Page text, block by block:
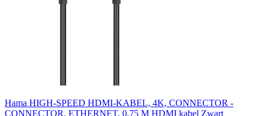
Hama HIGH-SPEED HDMI-KABEL, 4K, CONNECTOR -
CONNECTOR, ETHERNET, 0,75 M HDMI kabel Zwart